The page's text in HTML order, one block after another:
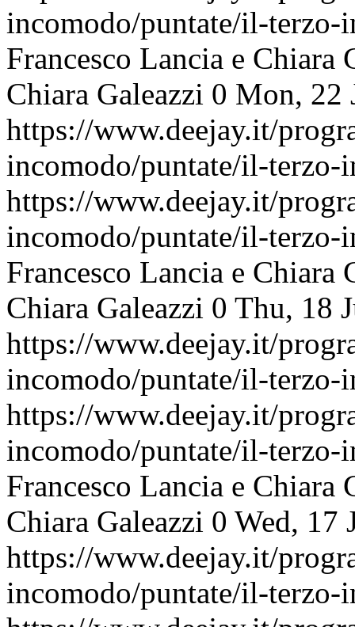
incomodo/puntate/il-
Francesco Lancia e Chiara
Chiara Galeazzi 0 Mon, 22
https://www.deejay.it/
incomodo/puntate/il-
https://www.deejay.it/
incomodo/puntate/il-
Francesco Lancia e Chiara
Chiara Galeazzi 0 Thu, 18
https://www.deejay.it/
incomodo/puntate/il-
https://www.deejay.it/
incomodo/puntate/il-
Francesco Lancia e Chiara
Chiara Galeazzi 0 Wed, 17
https://www.deejay.it/
incomodo/puntate/il-